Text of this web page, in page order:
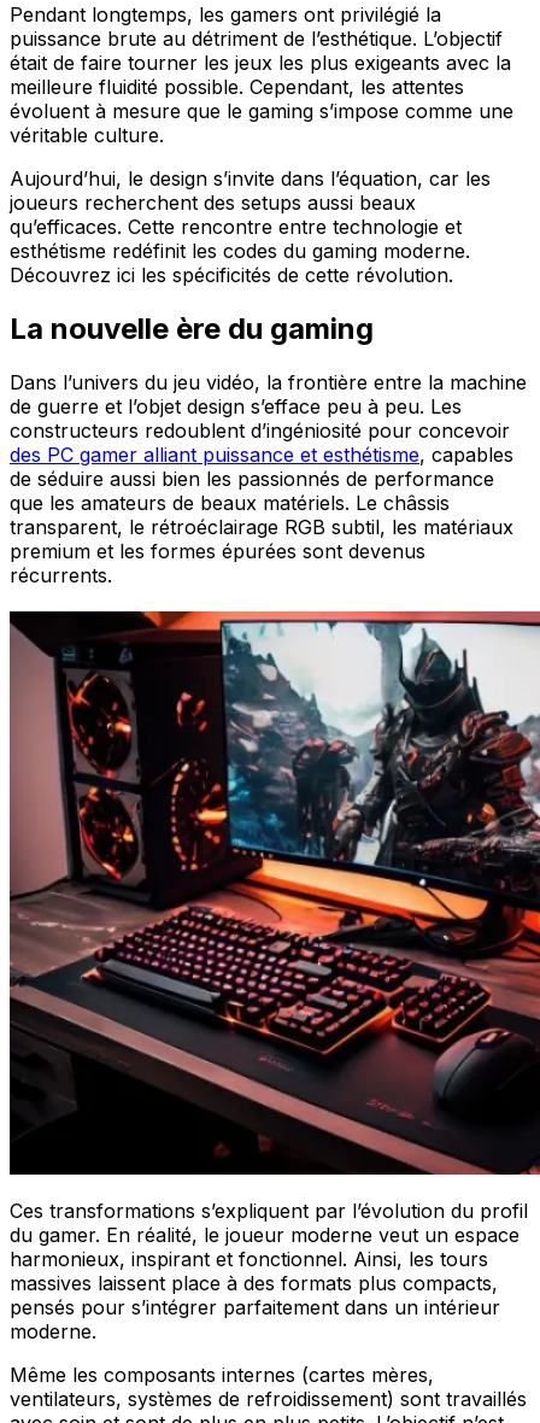
Pendant longtemps, les gamers ont privilégié la
puissance brute au détriment de l’esthétique. L’objectif
était de faire tourner les jeux les plus exigeants avec la
meilleure fluidité possible. Cependant, les attentes
évoluent à mesure que le gaming s’impose comme une
véritable culture.
Aujourd’hui, le design s’invite dans l’équation, car les
joueurs recherchent des setups aussi beaux
qu’efficaces. Cette rencontre entre technologie et
esthétisme redéfinit les codes du gaming moderne.
Découvrez ici les spécificités de cette révolution.
La nouvelle ère du gaming
Dans l’univers du jeu vidéo, la frontière entre la machine
de guerre et l’objet design s’efface peu à peu. Les
constructeurs redoublent d’ingéniosité pour concevoir
des PC gamer alliant puissance et esthétisme, capables
de séduire aussi bien les passionnés de performance
que les amateurs de beaux matériels. Le châssis
transparent, le rétroéclairage RGB subtil, les matériaux
premium et les formes épurées sont devenus
récurrents.
Ces transformations s’expliquent par l’évolution du profil
du gamer. En réalité, le joueur moderne veut un espace
harmonieux, inspirant et fonctionnel. Ainsi, les tours
massives laissent place à des formats plus compacts,
pensés pour s’intégrer parfaitement dans un intérieur
moderne.
Même les composants internes (cartes mères,
ventilateurs, systèmes de refroidissement) sont travaillés